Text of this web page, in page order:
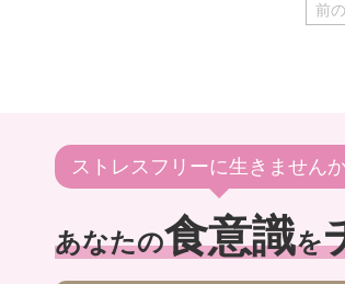
前
ストレスフリーに生きません
あなたの食意識を